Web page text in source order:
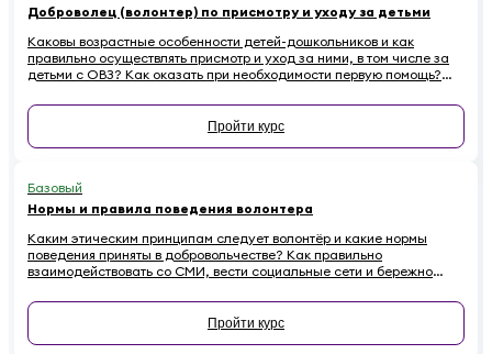
Доброволец (волонтер) по присмотру и уходу за детьми
Каковы возрастные особенности детей-дошкольников и как
правильно осуществлять присмотр и уход за ними, в том числе за
детьми с ОВЗ? Как оказать при необходимости первую помощь?
добровольцев, работающих с детьми
Пройти курс
Базовый
Нормы и правила поведения волонтера
Каким этическим принципам следует волонтёр и какие нормы
поведения приняты в добровольчестве? Как правильно
взаимодействовать со СМИ, вести социальные сети и бережно
репутации? Если вы хотите стать осознанным и ответственным
волонтёром, этот онлайн-курс для вас.
Пройти курс